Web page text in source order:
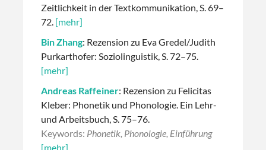
Zeitlichkeit in der Textkommunikation, S. 69–
72. [mehr]
Bin Zhang: Rezension zu Eva Gredel/Judith
Purkarthofer: Soziolinguistik, S. 72–75.
[mehr]
Andreas Raffeiner: Rezension zu Felicitas
Kleber: Phonetik und Phonologie. Ein Lehr-
und Arbeitsbuch, S. 75–76.
Keywords: Phonetik, Phonologie, Einführung
[mehr]